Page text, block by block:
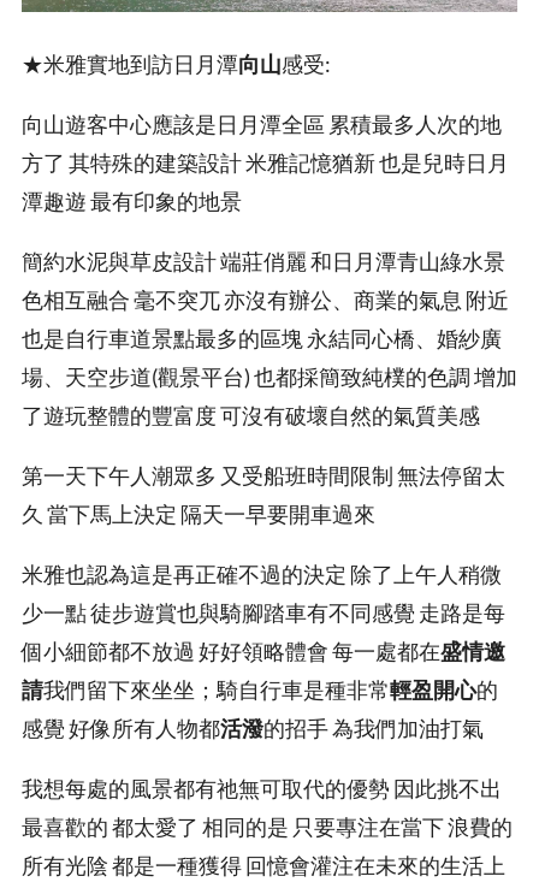
★米雅實地到訪日月潭向山感受:
向山遊客中心應該是日月潭全區 累積最多人次的地
方了 其特殊的建築設計 米雅記憶猶新 也是兒時日月
潭趣遊 最有印象的地景
簡約水泥與草皮設計 端莊俏麗 和日月潭青山綠水景
色相互融合 毫不突兀 亦沒有辦公、商業的氣息 附近
也是自行車道景點最多的區塊 永結同心橋、婚紗廣
場、天空步道(觀景平台) 也都採簡致純樸的色調 增加
了遊玩整體的豐富度 可沒有破壞自然的氣質美感
第一天下午人潮眾多 又受船班時間限制 無法停留太
久 當下馬上決定 隔天一早要開車過來
米雅也認為這是再正確不過的決定 除了上午人稍微
少一點 徒步遊賞也與騎腳踏車有不同感覺 走路是每
個小細節都不放過 好好領略體會 每一處都在盛情邀
請我們留下來坐坐；騎自行車是種非常輕盈開心的
感覺 好像所有人物都活潑的招手 為我們加油打氣
我想每處的風景都有祂無可取代的優勢 因此挑不出
最喜歡的 都太愛了 相同的是 只要專注在當下 浪費的
所有光陰 都是一種獲得 回憶會灌注在未來的生活上